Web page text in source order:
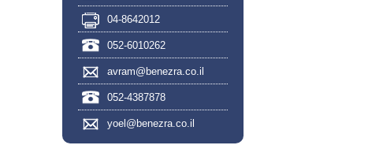
04-8642012
052-6010262
avram@benezra.co.il
052-4387878
yoel@benezra.co.il